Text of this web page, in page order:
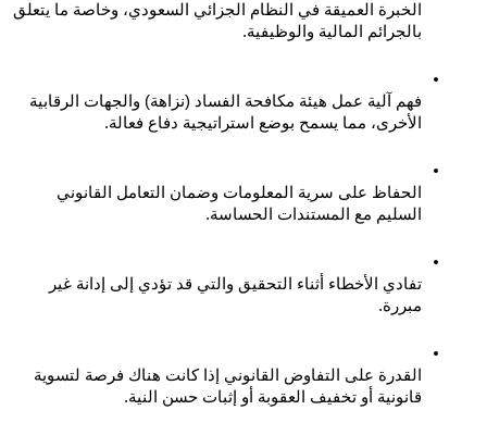
الخبرة العميقة في النظام الجزائي السعودي، وخاصة ما يتعلق
بالجرائم المالية والوظيفية.
فهم آلية عمل هيئة مكافحة الفساد (نزاهة) والجهات الرقابية
الأخرى، مما يسمح بوضع استراتيجية دفاع فعالة.
الحفاظ على سرية المعلومات وضمان التعامل القانوني
السليم مع المستندات الحساسة.
تفادي الأخطاء أثناء التحقيق والتي قد تؤدي إلى إدانة غير
مبررة.
القدرة على التفاوض القانوني إذا كانت هناك فرصة لتسوية
قانونية أو تخفيف العقوبة أو إثبات حسن النية.